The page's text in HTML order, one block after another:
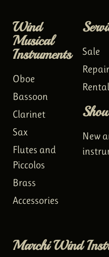
Wind
Musical
Instruments
Oboe
Bassoon
Clarinet
Sax
Flutes and
Piccolos
Brass
Accessories
Sale
Repair
Rental
New
Marchi Wind